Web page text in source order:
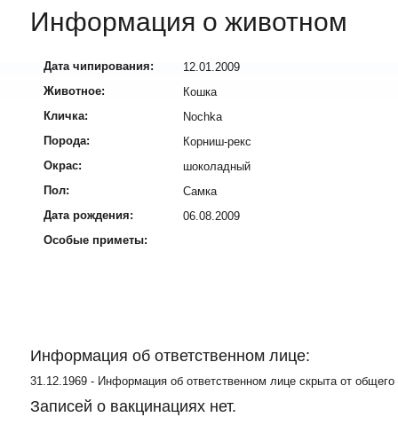
Информация о животном
Дата чипирования:
12.01.2009
Животное:
Кошка
Кличка:
Nochka
Порода:
Корниш-рекс
Окрас:
шоколадный
Пол:
Самка
Дата рождения:
06.08.2009
Особые приметы:
Информация об ответственном лице:
31.12.1969 - Информация об ответственном лице скрыта от общего
Записей о вакцинациях нет.